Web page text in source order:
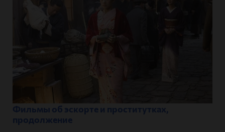
Фильмы об эскорте и проститутках,
продолжение